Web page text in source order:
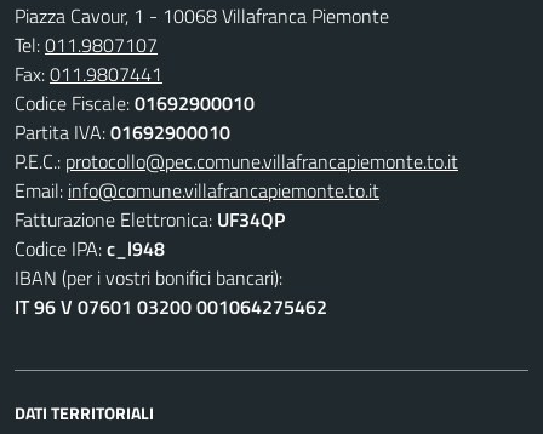
Piazza Cavour, 1 - 10068 Villafranca Piemonte
Tel:011.9807107
Fax:011.9807441
Codice Fiscale:01692900010
Partita IVA:01692900010
P.E.C.: protocollo@pec.comune.villafrancapiemonte.to.it
Email: info@comune.villafrancapiemonte.to.it
Fatturazione Elettronica: UF34QP
Codice IPA:c_l948
IBAN (per i vostri bonifici bancari):
IT 96 V 07601 03200 001064275462
DATI TERRITORIALI